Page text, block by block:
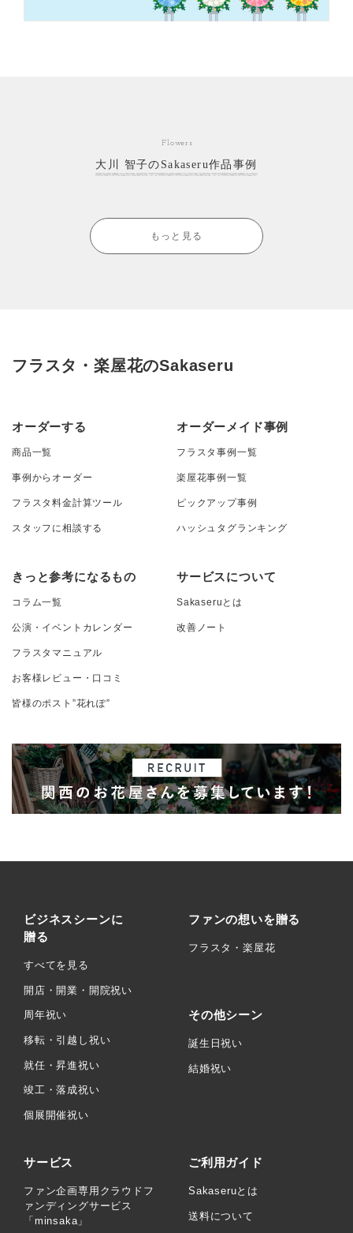
Flowers
大川 智子のSakaseru作品事例
もっと見る
フラスタ・楽屋花のSakaseru
オーダーする
商品一覧
事例からオーダー
フラスタ料金計算ツール
スタッフに相談する
オーダーメイド事例
フラスタ事例一覧
楽屋花事例一覧
ピックアップ事例
ハッシュタグランキング
きっと参考になるもの
コラム一覧
公演・イベントカレンダー
フラスタマニュアル
お客様レビュー・口コミ
皆様のポスト”花れぽ”
サービスについて
Sakaseruとは
改善ノート
ビジネスシーンに
贈る
すべてを見る
開店・開業・開院祝い
周年祝い
移転・引越し祝い
就任・昇進祝い
竣工・落成祝い
個展開催祝い
ファンの想いを贈る
フラスタ・楽屋花
その他シーン
誕生日祝い
結婚祝い
サービス
ファン企画専用クラウドフ
ァンディングサービス
「minsaka」
ご利用ガイド
Sakaseruとは
送料について